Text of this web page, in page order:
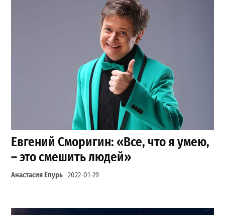
Евгений Сморигин: «Все, что я умею,
– это смешить людей»
Анастасия Епурь 2022-01-29